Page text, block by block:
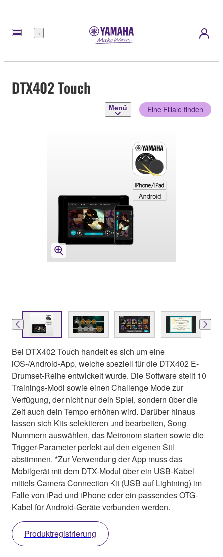
Menü
DTX402 Touch
Menü Eine Filiale finden
Bei DTX402 Touch handelt es sich um eine
iOS-/Android-App, welche speziell für die DTX402 E-
Drumset-Reihe entwickelt wurde. Die Software stellt 10
Trainings-Modi sowie einen Challenge Mode zur
Verfügung, der nicht nur dein Spiel, sondern über die
Zeit auch dein Tempo erhöhen wird. Darüber hinaus
lassen sich Kits selektieren und bearbeiten, Song
Nummern auswählen, das Metronom starten sowie die
Trigger-Parameter perfekt auf den eigenen Stil
abstimmen. *Zur Verwendung der App muss das
Mobilgerät mit dem DTX-Modul über ein USB-Kabel
mittels Camera Connection Kit (USB auf Lightning) im
Falle von iPad und iPhone oder ein passendes OTG-
Kabel für Android-Geräte verbunden werden.
Produktregistrierung